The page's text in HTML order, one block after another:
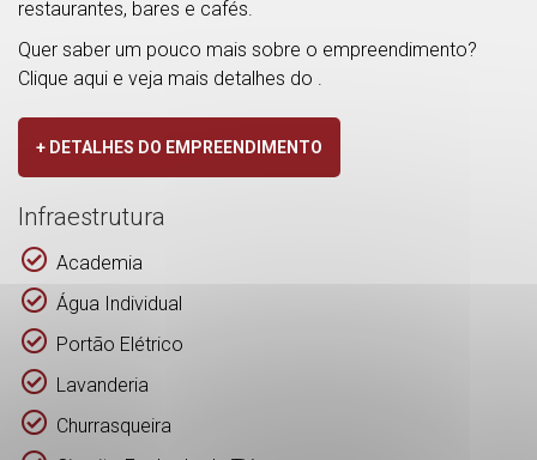
restaurantes, bares e cafés.
Quer saber um pouco mais sobre o empreendimento?
Clique aqui e veja mais detalhes do .
+ DETALHES DO EMPREENDIMENTO
Infraestrutura
Academia
Água Individual
Portão Elétrico
Lavanderia
Churrasqueira